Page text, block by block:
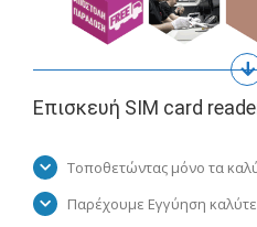
Επισκευή SIM card
Τοποθετώντας μόνο τα
Παρέχουμε Εγγύηση